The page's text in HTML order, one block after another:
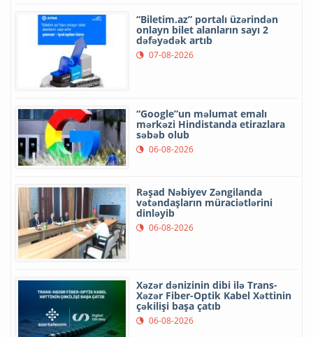
“Biletim.az” portalı üzərindən
onlayn bilet alanların sayı 2
dəfəyədək artıb
07-08-2026
“Google”un məlumat emalı
mərkəzi Hindistanda etirazlara
səbəb olub
06-08-2026
Rəşad Nəbiyev Zəngilanda
vətəndaşların müraciətlərini
dinləyib
06-08-2026
Xəzər dənizinin dibi ilə Trans-
Xəzər Fiber-Optik Kabel Xəttinin
çəkilişi başa çatıb
06-08-2026